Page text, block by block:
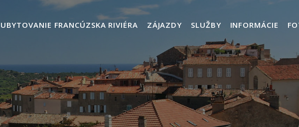
UBYTOVANIE FRANCÚZSKA RIVIÉRA ZÁJAZDY SLUŽBY INFORMÁCIE